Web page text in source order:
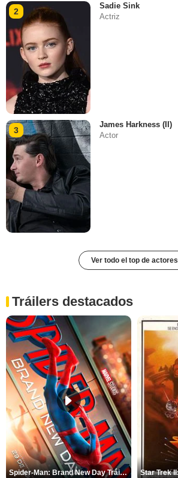
2
Sadie Sink
Actriz
3
James Harkness (II)
Actor
Ver todo el top de actores
Tráilers destacados
Spider-Man: Brand New Day Tráiler (3)